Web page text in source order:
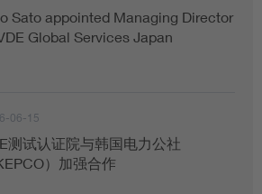
Sato appointed Managing Director
Global Services Japan
06-15
测试认证院与韩国电力公社
）加强合作